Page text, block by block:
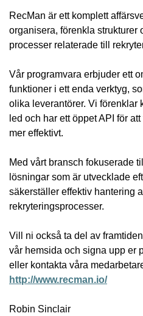
RecMan är ett komplett
organisera, förenkla strukturer
processer relaterade till
Vår programvara erbjuder ett
funktioner i ett enda verktyg,
olika leverantörer. Vi förenklar
led och har ett öppet API för
mer effektivt.
Med vårt bransch fokuserade
lösningar som är utvecklade
säkerställer effektiv hantering
rekryteringsprocesser.
Vill ni också ta del av
vår hemsida och signa upp er
eller kontakta våra
http://www.recman.io/
Robin Sinclair